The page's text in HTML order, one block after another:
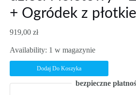
+ Ogródek z
919,00 zł
Availability: 1 w magazynie
Domek
Dodaj Do Koszyka
bezpieczne